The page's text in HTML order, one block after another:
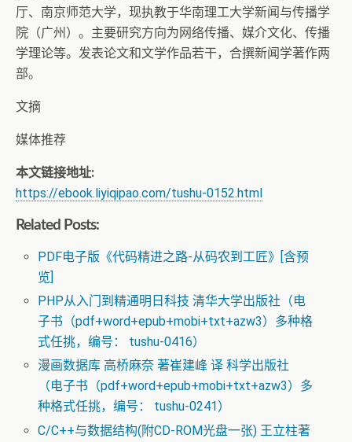
厅、南京师范大学，现执教于华南理工大学新闻与传播学
院（广州）。主要研究方向为网络传播、媒介文化、传播
学理论等。发表论文和文学作品若干，合撰新闻学著作两
部。
文摘
媒体推荐
本文链接地址:
https://ebook.liyiqipao.com/tushu-0152.html
Related Posts:
PDF电子版《代码精进之路-从码农到工匠》[含预
览]
PHP从入门到精通明日科技 清华大学出版社（电
子书（pdf+word+epub+mobi+txt+azw3）多种格
式任挑，编号： tushu-0416）
漫画数据库 高桥麻奈 著崔建峰 译 科学出版社
（电子书（pdf+word+epub+mobi+txt+azw3）多
种格式任挑，编号： tushu-0241）
C/C++与数据结构(附CD-ROM光盘一张) 王立柱著